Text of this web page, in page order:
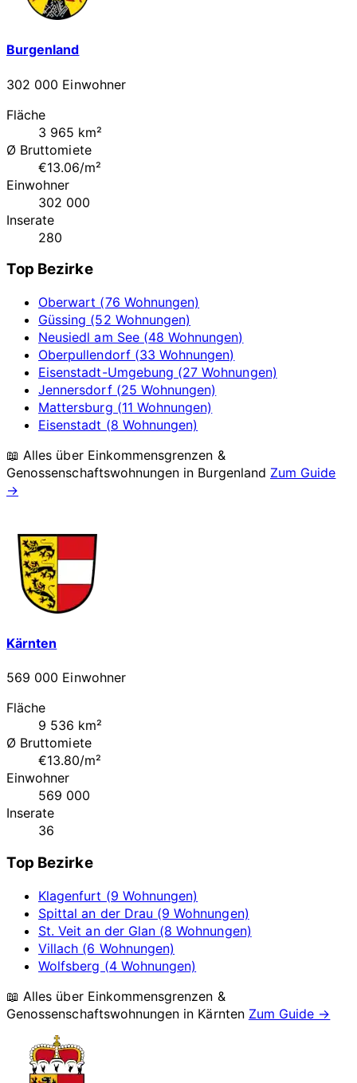
Burgenland
302 000 Einwohner
Fläche
3 965 km²
Ø Bruttomiete
€13.06/m²
Einwohner
302 000
Inserate
280
Top Bezirke
Oberwart (76 Wohnungen)
Güssing (52 Wohnungen)
Neusiedl am See (48 Wohnungen)
Oberpullendorf (33 Wohnungen)
Eisenstadt-Umgebung (27 Wohnungen)
Jennersdorf (25 Wohnungen)
Mattersburg (11 Wohnungen)
Eisenstadt (8 Wohnungen)
📖 Alles über Einkommensgrenzen &
Genossenschaftswohnungen in Burgenland Zum Guide
→
Kärnten
569 000 Einwohner
Fläche
9 536 km²
Ø Bruttomiete
€13.80/m²
Einwohner
569 000
Inserate
36
Top Bezirke
Klagenfurt (9 Wohnungen)
Spittal an der Drau (9 Wohnungen)
St. Veit an der Glan (8 Wohnungen)
Villach (6 Wohnungen)
Wolfsberg (4 Wohnungen)
📖 Alles über Einkommensgrenzen &
Genossenschaftswohnungen in Kärnten Zum Guide →